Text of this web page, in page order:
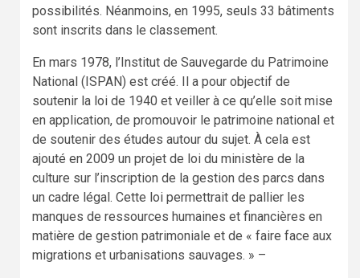
possibilités. Néanmoins, en 1995, seuls 33 bâtiments
sont inscrits dans le classement.
En mars 1978, l’Institut de Sauvegarde du Patrimoine
National (ISPAN) est créé. Il a pour objectif de
soutenir la loi de 1940 et veiller à ce qu’elle soit mise
en application, de promouvoir le patrimoine national et
de soutenir des études autour du sujet. À cela est
ajouté en 2009 un projet de loi du ministère de la
culture sur l’inscription de la gestion des parcs dans
un cadre légal. Cette loi permettrait de pallier les
manques de ressources humaines et financières en
matière de gestion patrimoniale et de « faire face aux
migrations et urbanisations sauvages. » –